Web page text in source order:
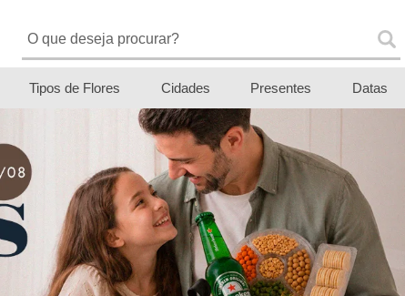
Tipos de Flores Cidades Presentes Datas